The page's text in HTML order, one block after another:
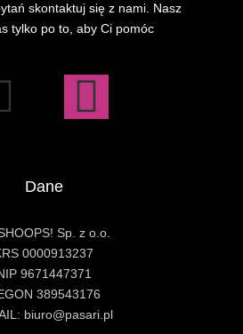
skontaktuj się z nami. Nasz
tylko po to, aby Ci pomóc
Dane
Sp. z o.o.
0000913237
9671447371
389543176
biuro@pasari.pl